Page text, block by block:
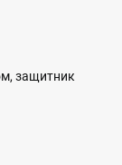
защитник